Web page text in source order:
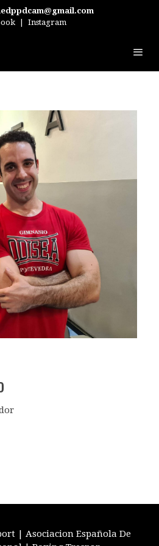
Instagram
| Asociacion Española De